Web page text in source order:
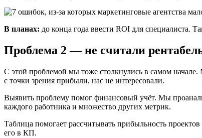
В планах: до конца года ввести ROI для специалиста.
Проблема 2 — не считали
С этой проблемой мы тоже столкнулись в самом
с точки зрения прибыли, нас не интересовали.
Выявить проблему помог финансовый учёт. Мы
каждого работника и множество других метрик.
Таблица помогает рассчитывать прибыльность
его в КП.